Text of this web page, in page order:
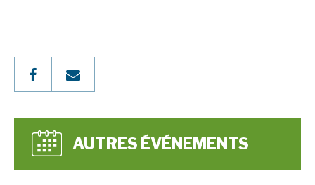
AUTRES ÉVÉNEMENTS